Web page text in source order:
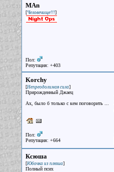
MAn
[Человечище!!!]
Пол:
Репутация: +403
Korchy
[Непреодолимая сила]
Прирожденный Джаец
Ах, было б только с кем поговорить ...
Пол:
Репутация: +664
Ксюша
[Юбочка из плюша]
Полный псих